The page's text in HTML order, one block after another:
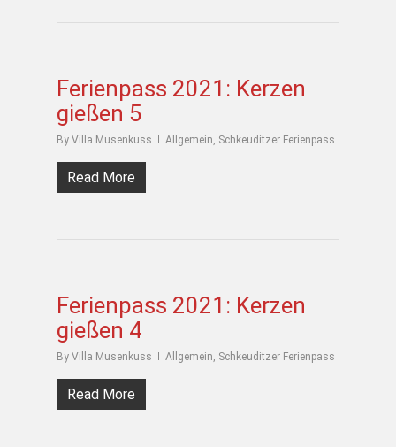
Ferienpass 2021: Kerzen
gießen 5
By Villa Musenkuss Allgemein, Schkeuditzer Ferienpass
Read More
Ferienpass 2021: Kerzen
gießen 4
By Villa Musenkuss Allgemein, Schkeuditzer Ferienpass
Read More